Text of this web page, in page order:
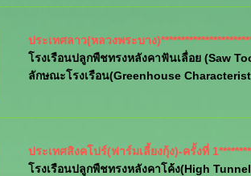
ประเทศลาว(หลวงพระบาง
โรงเรือนปลูกพืชทรงหลังคาฟันเลื่อย (Saw
ลักษณะโรงเรือน(Greenhouse
ประเทศสิงคโปร์(ฟาร์มเลี้ยงกุ้ง)-ครั้งที่
โรงเรือนปลูกพืชทรงหลังคาโค้ง(High